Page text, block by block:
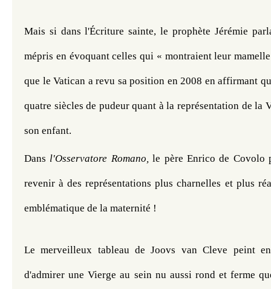
Mais si dans l'Écriture sainte, le prophète Jérémie
mépris en évoquant celles qui « montraient leur
que le Vatican a revu sa position en 2008 en affirmant
quatre siècles de pudeur quant à la représentation de la
son enfant.
Dans l'Osservatore Romano, le père Enrico de Covolo
revenir à des représentations plus charnelles et plus
emblématique de la maternité !
Le merveilleux tableau de Joovs van Cleve peint
d'admirer une Vierge au sein nu aussi rond et ferme